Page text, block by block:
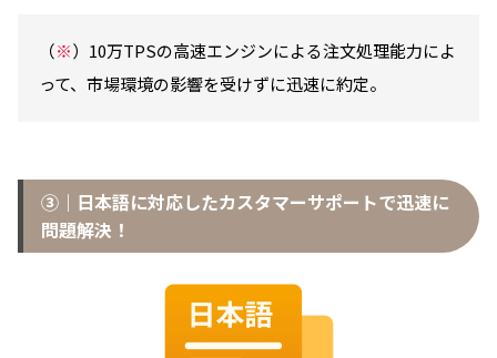
（※）10万TPSの高速エンジンによる注文処理能力によ
って、市場環境の影響を受けずに迅速に約定。
③｜日本語に対応したカスタマーサポートで迅速に
問題解決！